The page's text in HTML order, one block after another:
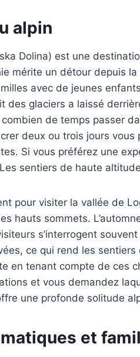
alpin
Dolina) est une
mérite un détour depuis
avec de jeunes
des glaciers a laissé
de temps passer
deux ou trois jours
Si vous préférez une
sentiers de haute
pour visiter la vallée de
hauts sommets.
s’interrogent
ce qui rend les
en tenant compte de ces
et vous demandez
une profonde solitude
et